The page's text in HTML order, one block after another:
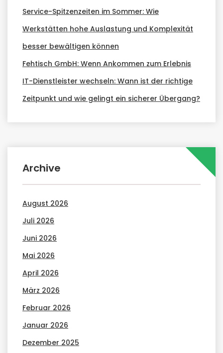
Service-Spitzenzeiten im Sommer: Wie
Werkstätten hohe Auslastung und Komplexität
besser bewältigen können
Fehtisch GmbH: Wenn Ankommen zum Erlebnis
IT-Dienstleister wechseln: Wann ist der richtige
Zeitpunkt und wie gelingt ein sicherer Übergang?
Archive
August 2026
Juli 2026
Juni 2026
Mai 2026
April 2026
März 2026
Februar 2026
Januar 2026
Dezember 2025